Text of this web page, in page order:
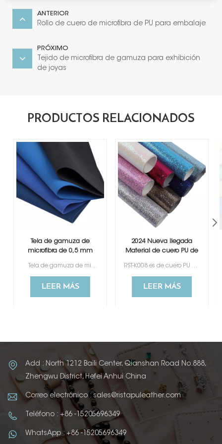
ANTERIOR
Rollo de cuero de microfibra de PU para embalaje
PRÓXIMO
Tejido de microfibra de gamuza para exhibición
de joyas
PRODUCTOS RELACIONADOS
Tela de gamuza de
microfibra de 0,5 mm
Tela de gamuza de microfibra y cueroLa microfibra de gamuza es un material popular para la exhibición de joyas gracias a su textura suave y elegante apariencia. Proporciona un fondo lujoso que realza la presentación de las joyas. Este material se utiliza a menudo en joyeros, bandejas, bolsas y otros accesorios de exhibición para exhibir anillos, aretes, pulseras y collares con eficacia. La suavidad y la naturaleza no abrasiva de la microfibra de gamuza ayudan a proteger las joyas de rayones y daños, a la vez que aportan un toque de sofisticación a la presentación.
LEER MÁS
2024 Nueva llegada
Material de cuero PU de
RST-K008 es de cuero PU con purpurina de 0,6 mm para cajas de embalaje de lujo.
LEER MÁS
Add : North 1212 Baili Center, Qianshan Road No.888,
Zhengwu District, Hefei Anhui China
Correo electrónico : sales@ristapuleather.com
Teléfono : +86 -15205696349
WhatsApp : +86 -15205696349